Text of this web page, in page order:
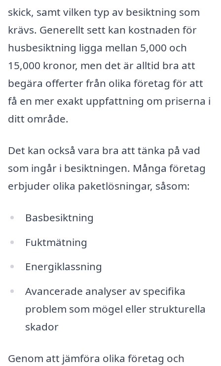
skick, samt vilken typ av besiktning som
krävs. Generellt sett kan kostnaden för
husbesiktning ligga mellan 5,000 och
15,000 kronor, men det är alltid bra att
begära offerter från olika företag för att
få en mer exakt uppfattning om priserna i
ditt område.
Det kan också vara bra att tänka på vad
som ingår i besiktningen. Många företag
erbjuder olika paketlösningar, såsom:
Basbesiktning
Fuktmätning
Energiklassning
Avancerade analyser av specifika
problem som mögel eller strukturella
skador
Genom att jämföra olika företag och